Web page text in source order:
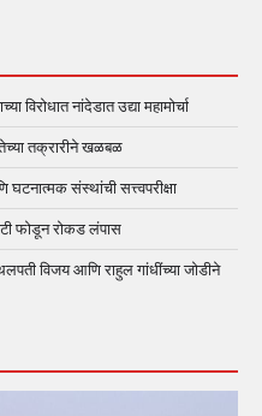
विरोधात नांदेडात उद्या महामोर्चा
तक्रारीने खळबळ
घटनात्मक संस्थांची सत्त्वपरीक्षा
फोडून रोकड लंपास
विजय आणि राहुल गांधींच्या जोडीने